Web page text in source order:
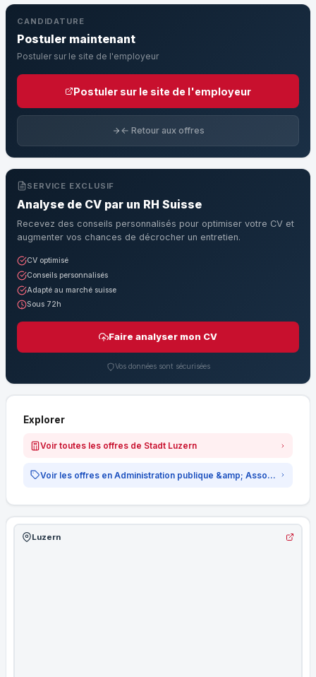
CANDIDATURE
Postuler maintenant
Postuler sur le site de l'employeur
Postuler sur le site de l'employeur
← Retour aux offres
SERVICE EXCLUSIF
Analyse de CV par un RH Suisse
Recevez des conseils personnalisés pour optimiser votre CV et
augmenter vos chances de décrocher un entretien.
CV optimisé
Conseils personnalisés
Adapté au marché suisse
Sous 72h
Faire analyser mon CV
Vos données sont sécurisées
Explorer
Voir toutes les offres de Stadt Luzern
Voir les offres en Administration publique &amp; Associations
Luzern